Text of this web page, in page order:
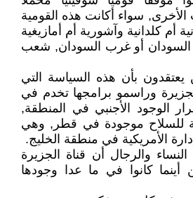
الأخرى, سواء أكانت هذه القومية
أم كلدانية وآشورية أم أمازيغية
أو غرب السودان, شعب
بأن هذه السياسة التي
وراسمو برامجها تخدم في
الوجود الأجنبي في المنطقة,
للسلاح موجودة في قطر, وهي
الأمريكية في منطقة الخليج.
والرجال أن قناة الجزيرة
أينما كانوا في ما عدا وجودها